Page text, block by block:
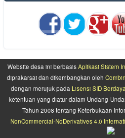
Muhammad Irwan Susanto
Sumawan
Sya dari kecamatan semanu...
Purno Apri Hastuti
Setelah sungai ditalut, sangat perlu
Website desa ini berbasisAplikasi Sistem
diprakarsai dan dikembangkan oleh
dengan merujuk pada Lisensi SID
ketentuan yang diatur dalam Undang-
Tahun 2008 tentang Keterbukaan
NonCommercial-NoDerivatives 4.0